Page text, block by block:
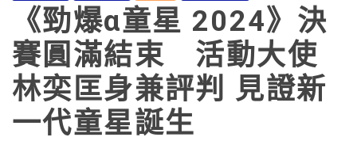
《勁爆α童星 2024》決
賽圓滿結束 活動大使
林奕匡身兼評判 見證新
一代童星誕生